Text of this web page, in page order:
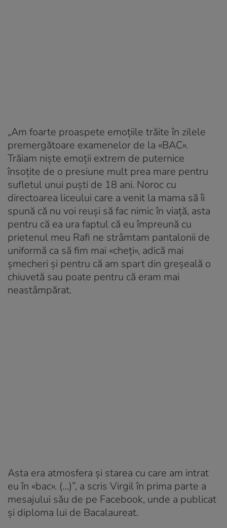
„Am foarte proaspete emoțiile trăite în zilele
premergătoare examenelor de la «BAC».
Trăiam niște emoții extrem de puternice
însoțite de o presiune mult prea mare pentru
sufletul unui puști de 18 ani. Noroc cu
directoarea liceului care a venit la mama să îi
spună că nu voi reuși să fac nimic în viață, asta
pentru că ea ura faptul că eu împreună cu
prietenul meu Rafi ne strâmtam pantalonii de
uniformă ca să fim mai «cheți», adică mai
șmecheri și pentru că am spart din greșeală o
chiuvetă sau poate pentru că eram mai
neastâmpărat.
Asta era atmosfera și starea cu care am intrat
eu în «bac». (…)”, a scris Virgil în prima parte a
mesajului său de pe Facebook, unde a publicat
și diploma lui de Bacalaureat.